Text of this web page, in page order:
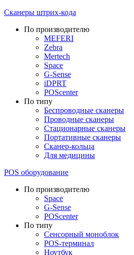
Сканеры штрих-кода
По производителю
MEFERI
Zebra
Mertech
Space
G-Sense
iDPRT
POScenter
По типу
Беспроводные сканеры
Проводные сканеры
Стационарные сканеры
Портативные сканеры
Сканер-кольца
Для медицины
POS оборудование
По производителю
Space
G-Sense
POScenter
По типу
Сенсорный моноблок
POS-терминал
Ноутбук